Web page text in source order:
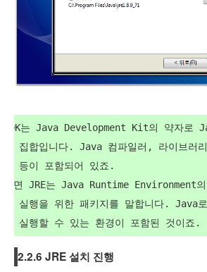
JDK는 Java Development Kit의 약자로
지 집합입니다. Java 컴파일러, 라이브러
스 등이 포함되어 있죠.
반면 JRE는 Java Runtime Environment
램 실행을 위한 패키지를 말합니다. Java
2.2.6 JRE 설치 진행